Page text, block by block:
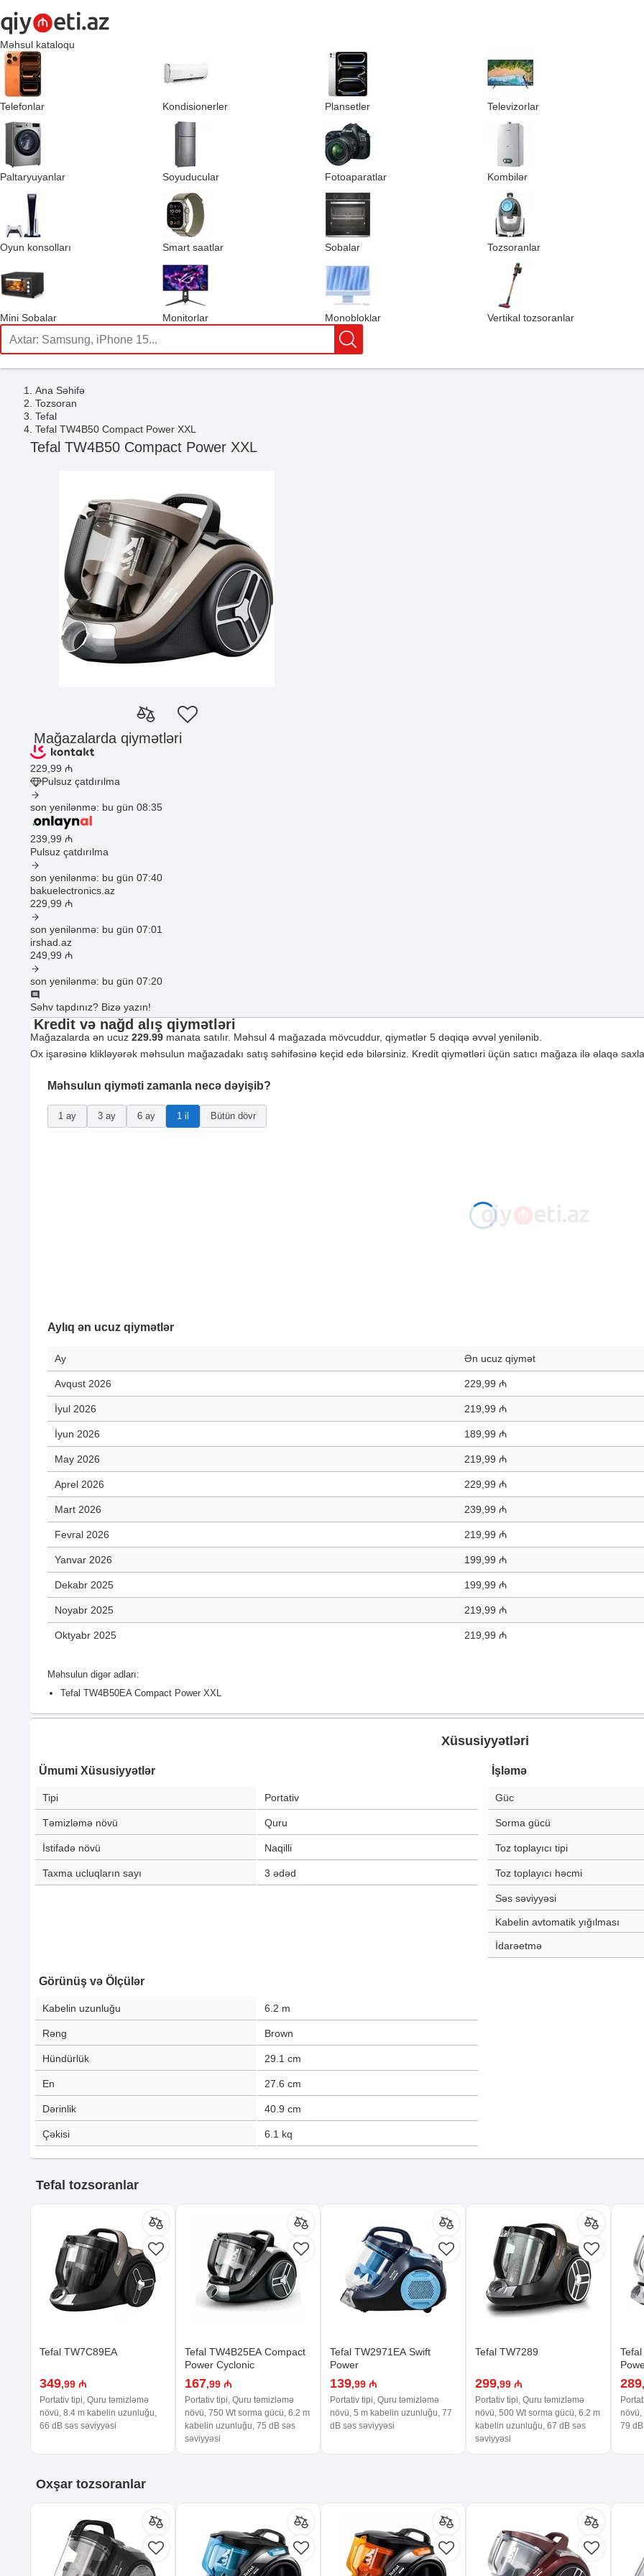
Məhsul kataloqu
Telefonlar Kondisionerler Plansetler Televizorlar
Paltaryuyanlar Soyuducular Fotoaparatlar Kombilər
Oyun konsolları Smart saatlar Sobalar Tozsoranlar
Mini Sobalar Monitorlar Monobloklar Vertikal tozsoranlar
Ana Səhifə
Tozsoran
Tefal
Tefal TW4B50 Compact Power XXL
Tefal TW4B50 Compact Power XXL
Mağazalarda qiymətləri
229 ,99 ₼
Pulsuz çatdırılma
son yenilənmə: bu gün 08:35
239 ,99 ₼
Pulsuz çatdırılma
son yenilənmə: bu gün 07:40
bakuelectronics.az
229 ,99 ₼
son yenilənmə: bu gün 07:01
irshad.az
249 ,99 ₼
son yenilənmə: bu gün 07:20
Səhv tapdınız? Bizə yazın!
Kredit və nağd alış qiymətləri
Mağazalarda ən ucuz 229.99 manata satılır. Məhsul 4 mağazada mövcuddur, qiymətlər 5 dəqiqə əvvəl yenilənib.
Ox işarəsinə klikləyərək məhsulun mağazadakı satış səhifəsinə keçid edə bilərsiniz. Kredit qiymətləri üçün satıcı mağaza ilə əlaqə
Məhsulun qiyməti zamanla necə dəyişib?
1 ay 3 ay 6 ay 1 il Bütün dövr
Aylıq ən ucuz qiymətlər
Ay Ən ucuz qiymət
Avqust 2026 229,99 ₼
İyul 2026 219,99 ₼
İyun 2026 189,99 ₼
May 2026 219,99 ₼
Aprel 2026 229,99 ₼
Mart 2026 239,99 ₼
Fevral 2026 219,99 ₼
Yanvar 2026 199,99 ₼
Dekabr 2025 199,99 ₼
Noyabr 2025 219,99 ₼
Oktyabr 2025 219,99 ₼
Məhsulun digər adları:
Tefal TW4B50EA Compact Power XXL
Xüsusiyyətləri
Ümumi Xüsusiyyətlər
Tipi Portativ
Təmizləmə növü Quru
İstifadə növü Naqilli
Taxma ucluqların sayı 3 ədəd
İşləmə
Güc
Sorma gücü
Toz toplayıcı tipi
Toz toplayıcı həcmi
Səs səviyyəsi
Kabelin avtomatik yığılması
İdarəetmə
Görünüş və Ölçülər
Kabelin uzunluğu 6.2 m
Rəng Brown
Hündürlük 29.1 cm
En 27.6 cm
Dərinlik 40.9 cm
Çəkisi 6.1 kq
Tefal tozsoranlar
Tefal TW7C89EA
349,99 ₼
Portativ tipi, Quru təmizləmə
növü, 8.4 m kabelin uzunluğu,
66 dB səs səviyyəsi
Tefal TW4B25EA Compact
Power Cyclonic
167,99 ₼
Portativ tipi, Quru təmizləmə
növü, 750 Wt sorma gücü, 6.2 m
kabelin uzunluğu, 75 dB səs
səviyyəsi
Tefal TW2971EA Swift
Power
139,99 ₼
Portativ tipi, Quru təmizləmə
növü, 5 m kabelin uzunluğu, 77
dB səs səviyyəsi
Tefal TW7289
299,99 ₼
Portativ tipi, Quru təmizləmə
növü, 500 Wt sorma gücü, 6.2 m
kabelin uzunluğu, 67 dB səs
səviyyəsi
289
növü,
79
Oxşar tozsoranlar